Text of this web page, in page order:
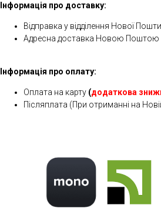
Інформація про доставку:
Відправка у відділення Нової
Адресна доставка Новою Поштою
Інформація про оплату:
Оплата на карту (додаткова
Післяплата (При отриманні на